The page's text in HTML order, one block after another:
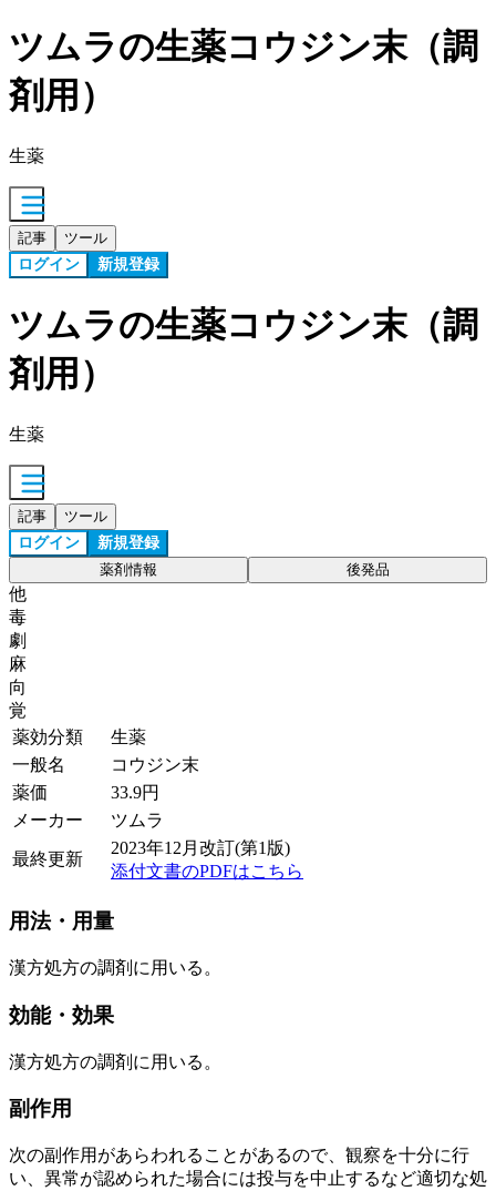
ツムラの生薬コウジン末（調
剤用）
生薬
記事 ツール
ログイン 新規登録
ツムラの生薬コウジン末（調
剤用）
生薬
記事 ツール
ログイン 新規登録
薬剤情報 後発品
他
毒
劇
麻
向
覚
薬効分類
生薬
一般名
コウジン末
薬価
33.9円
メーカー
ツムラ
最終更新
2023年12月改訂(第1版)
添付文書のPDFはこちら
用法・用量
漢方処方の調剤に用いる。
効能・効果
漢方処方の調剤に用いる。
副作用
次の副作用があらわれることがあるので、観察を十分に行
い、異常が認められた場合には投与を中止するなど適切な処